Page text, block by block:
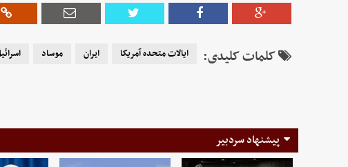
کلمات کلیدی: ایالات متحده آمریکا ایران موساد
پیشنهاد سردبیر